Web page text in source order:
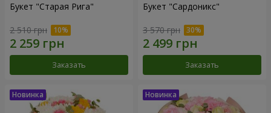
Букет "Старая Рига"
2 510 грн
Заказать
Букет "Сардоникс"
3 570 грн
Заказать